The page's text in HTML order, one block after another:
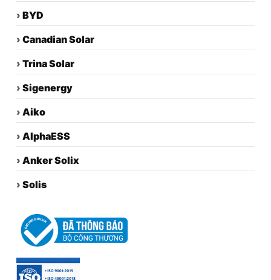
› BYD
› Canadian Solar
› Trina Solar
› Sigenergy
› Aiko
› AlphaESS
› Anker Solix
› Solis